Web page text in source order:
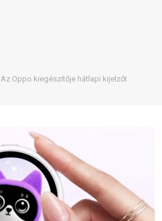
Az Oppo kiegészítője hátlapi kijelzőt